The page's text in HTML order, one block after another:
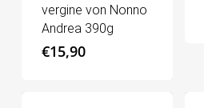
vergine von Nonno
Andrea 390g
€15,90